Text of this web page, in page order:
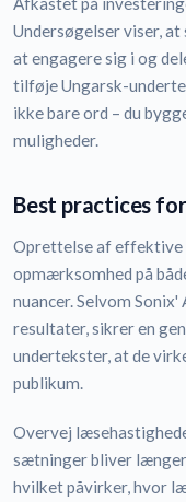
Undersøgelser viser,
at engagere sig i og
tilføje Ungarsk-
ikke bare ord – du
muligheder.
Best practices
Oprettelse af
opmærksomhed på
nuancer. Selvom
resultater, sikrer en
undertekster, at de
publikum.
Overvej
sætninger bliver
hvilket påvirker, hvor